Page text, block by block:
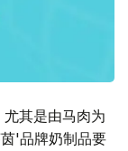
其是由马肉为
'品牌奶制品要